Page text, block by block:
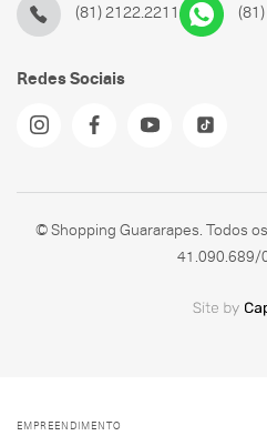
Redes Sociais
(81) 2122.2211
© Shopping Guararapes. Todos
41.090.689/
EMPREENDIMENTO